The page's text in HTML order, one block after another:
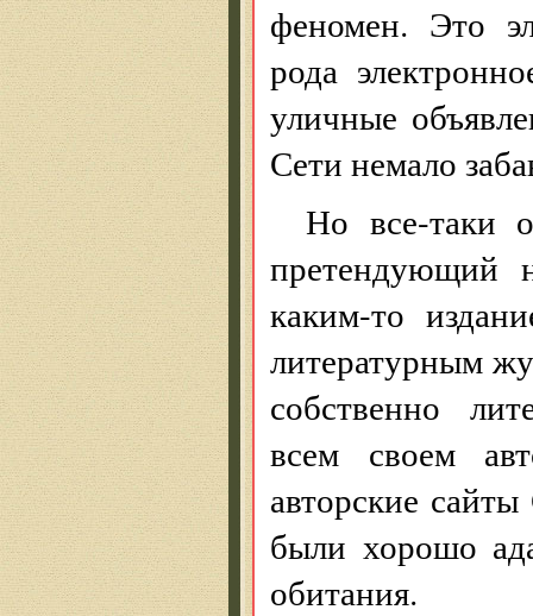
феномен. Это
рода
уличные
Сети немало
Но все-таки
претендующий
каким-то
литературным
собственно
всем своем
авторские
были хорошо
обитания.